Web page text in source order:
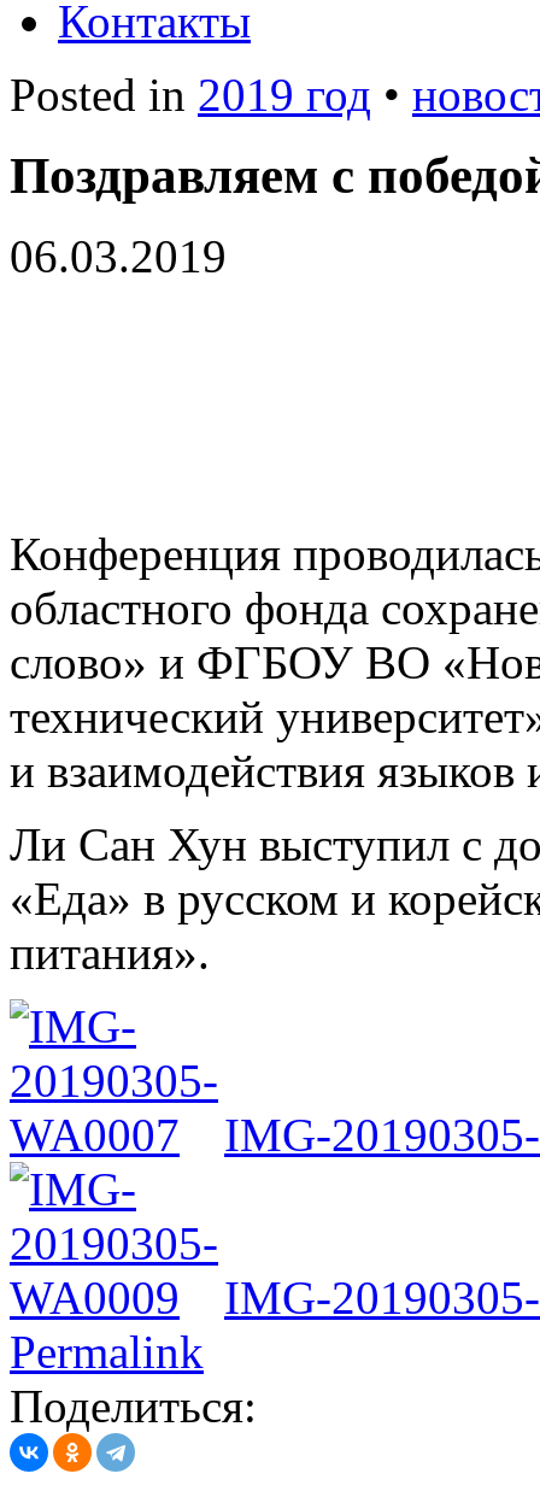
Контакты
Posted in 2019 год •
Поздравляем с
06.03.2019
Конференция
областного фонда
слово» и ФГБОУ ВО
технический
и взаимодействия
Ли Сан Хун выступил с
«Еда» в русском и
питания».
IMG-
IMG-
Permalink
Поделиться: